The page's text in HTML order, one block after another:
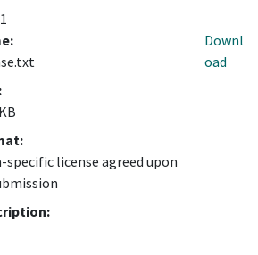
specific license agreed upon
Downl
oad